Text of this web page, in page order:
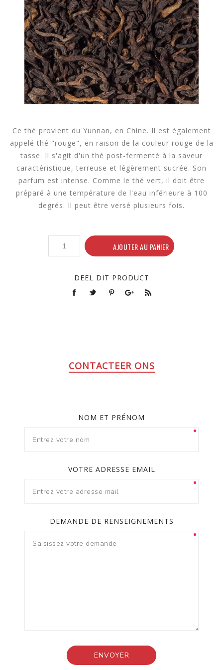
Ce thé provient du Yunnan, en Chine. Il est également
appelé thé "rouge", en raison de la couleur rouge de la
tasse. Il s'agit d'un thé post-fermenté à la saveur
caractéristique, terreuse et légèrement sucrée. Son
parfum est intense. Comme le thé vert, il doit être
préparé à une température de l'eau inférieure à 100
degrés. Il peut être versé plusieurs fois.
AJOUTER AU PANIER
DEEL DIT PRODUCT
CONTACTEER ONS
NOM ET PRÉNOM
VOTRE ADRESSE EMAIL
DEMANDE DE RENSEIGNEMENTS